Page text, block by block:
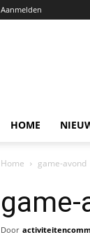
Aanmelden
HOME
Home game-avond
game-
Door